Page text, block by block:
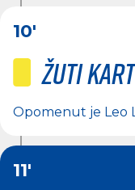
10'
Žuti
Opomenut je Leo
11'